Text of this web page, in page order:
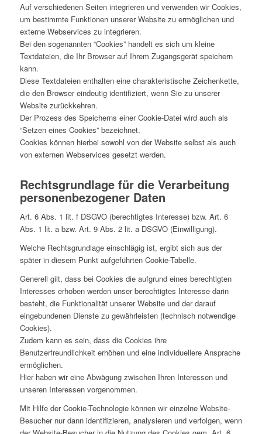
Auf verschiedenen Seiten integrieren und verwenden wir Cookies,
um bestimmte Funktionen unserer Website zu ermöglichen und
externe Webservices zu integrieren.
Bei den sogenannten “Cookies” handelt es sich um kleine
Textdateien, die Ihr Browser auf Ihrem Zugangsgerät speichern
kann.
Diese Textdateien enthalten eine charakteristische Zeichenkette,
die den Browser eindeutig identifiziert, wenn Sie zu unserer
Website zurückkehren.
Der Prozess des Speicherns einer Cookie-Datei wird auch als
“Setzen eines Cookies” bezeichnet.
Cookies können hierbei sowohl von der Website selbst als auch
von externen Webservices gesetzt werden.
Rechtsgrundlage für die Verarbeitung
personenbezogener Daten
Art. 6 Abs. 1 lit. f DSGVO (berechtigtes Interesse) bzw. Art. 6
Abs. 1 lit. a bzw. Art. 9 Abs. 2 lit. a DSGVO (Einwilligung).
Welche Rechtsgrundlage einschlägig ist, ergibt sich aus der
später in diesem Punkt aufgeführten Cookie-Tabelle.
Generell gilt, dass bei Cookies die aufgrund eines berechtigten
Interesses erhoben werden unser berechtigtes Interesse darin
besteht, die Funktionalität unserer Website und der darauf
eingebundenen Dienste zu gewährleisten (technisch notwendige
Cookies).
Zudem kann es sein, dass die Cookies ihre
Benutzerfreundlichkeit erhöhen und eine individuellere Ansprache
ermöglichen.
Hier haben wir eine Abwägung zwischen Ihren Interessen und
unseren Interessen vorgenommen.
Mit Hilfe der Cookie-Technologie können wir einzelne Website-
Besucher nur dann identifizieren, analysieren und verfolgen, wenn